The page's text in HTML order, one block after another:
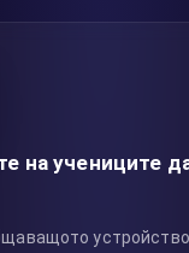
на учениците